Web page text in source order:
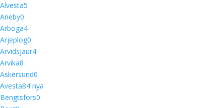
Alvesta5
Aneby0
Arboga4
Arjeplog0
Arvidsjaur4
Arvika8
Askersund0
Avesta84 nya
Bengtsfors0